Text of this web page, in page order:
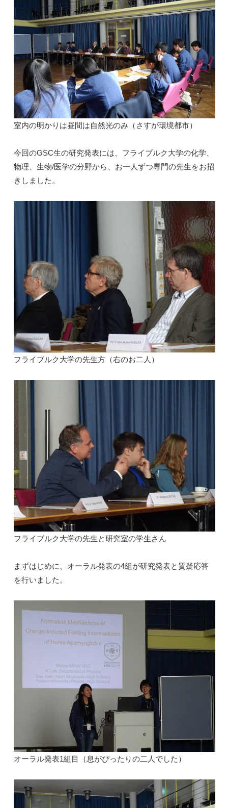
室内の明かりは昼間は自然光のみ（さすが環境都市）
今回のGSC生の研究発表には、フライブルク大学の化学、
物理、生物/医学の分野から、お一人ずつ専門の先生をお招
きしました。
フライブルク大学の先生方（右のお二人）
フライブルク大学の先生と研究室の学生さん
まずはじめに、オーラル発表の4組が研究発表と質疑応答
を行いました。
オーラル発表1組目（息がぴったりの二人でした）